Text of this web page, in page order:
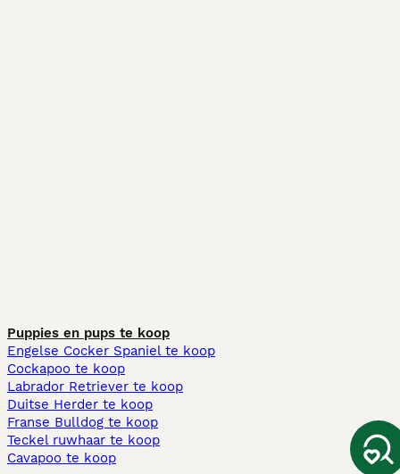
Puppies en pups te koop
Engelse Cocker Spaniel te koop
Cockapoo te koop
Labrador Retriever te koop
Duitse Herder te koop
Franse Bulldog te koop
Teckel ruwhaar te koop
Cavapoo te koop